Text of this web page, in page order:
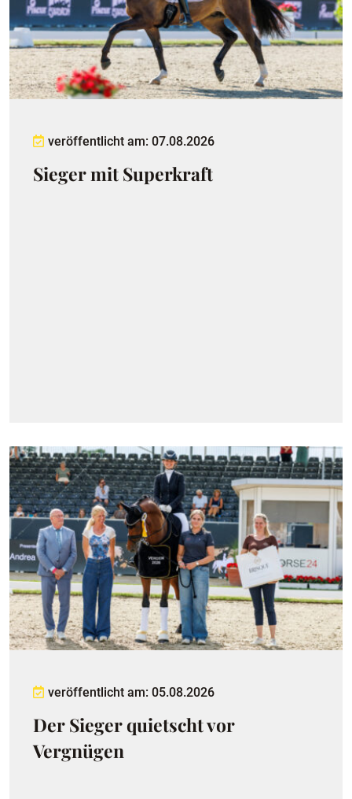
veröffentlicht am: 07.08.2026
Sieger mit Superkraft
veröffentlicht am: 05.08.2026
Der Sieger quietscht vor
Vergnügen